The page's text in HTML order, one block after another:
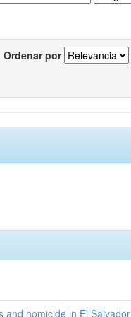
Ordenar por
and homicide in El Salvador